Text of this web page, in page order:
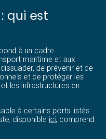
qui est
à un cadre
maritime et aux
de prévenir et de
et de protéger les
les infrastructures en
à certains ports listés
disponible ici, comprend